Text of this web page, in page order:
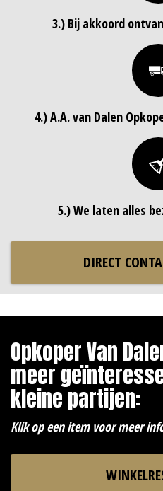
3.) Bij akkoord
4.) A.A. van Dalen
5.) We laten alles
DIRECT
Opkoper Van
meer
kleine partijen:
Klik op een item voor meer